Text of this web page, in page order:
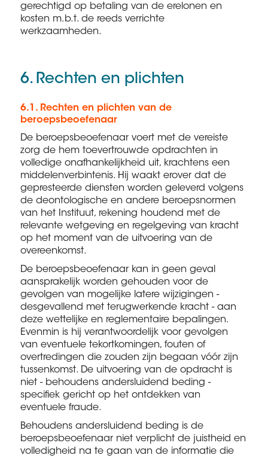
gerechtigd op betaling van de erelonen en
kosten m.b.t. de reeds verrichte
werkzaamheden.
6. Rechten en plichten
6.1. Rechten en plichten van de
beroepsbeoefenaar
De beroepsbeoefenaar voert met de vereiste
zorg de hem toevertrouwde opdrachten in
volledige onafhankelijkheid uit, krachtens een
middelenverbintenis. Hij waakt erover dat de
gepresteerde diensten worden geleverd volgens
de deontologische en andere beroepsnormen
van het Instituut, rekening houdend met de
relevante wetgeving en regelgeving van kracht
op het moment van de uitvoering van de
overeenkomst.
De beroepsbeoefenaar kan in geen geval
aansprakelijk worden gehouden voor de
gevolgen van mogelijke latere wijzigingen -
desgevallend met terugwerkende kracht - aan
deze wettelijke en reglementaire bepalingen.
Evenmin is hij verantwoordelijk voor gevolgen
van eventuele tekortkomingen, fouten of
overtredingen die zouden zijn begaan vóór zijn
tussenkomst. De uitvoering van de opdracht is
niet - behoudens andersluidend beding -
specifiek gericht op het ontdekken van
eventuele fraude.
Behoudens andersluidend beding is de
beroepsbeoefenaar niet verplicht de juistheid en
volledigheid na te gaan van de informatie die